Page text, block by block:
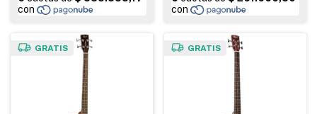
GRATIS GRATIS